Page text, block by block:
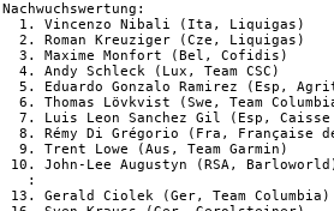
Nachwuchswertung:
1. Vincenzo Nibali (Ita, Liquigas)
2. Roman Kreuziger (Cze, Liquigas)
3. Maxime Monfort (Bel, Cofidis)
4. Andy Schleck (Lux, Team CSC)
5. Eduardo Gonzalo Ramirez (Esp,
6. Thomas Lövkvist (Swe, Team
7. Luis Leon Sanchez Gil (Esp,
8. Rémy Di Grégorio (Fra, Française
9. Trent Lowe (Aus, Team Garmin)
10. John-Lee Augustyn (RSA,
   :
13. Gerald Ciolek (Ger, Team